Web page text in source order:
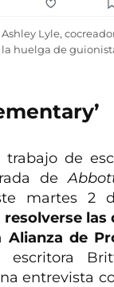
Lyle,
la huelga de
trabajo de
de
martes 2
resolverse las
Alianza de
entrevista